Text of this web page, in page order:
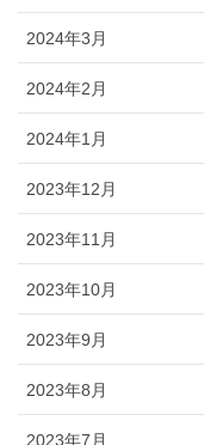
2024年3月
2024年2月
2024年1月
2023年12月
2023年11月
2023年10月
2023年9月
2023年8月
2023年7月